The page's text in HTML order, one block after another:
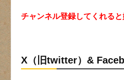
チャンネル登録してくれると
X（旧twitter）&